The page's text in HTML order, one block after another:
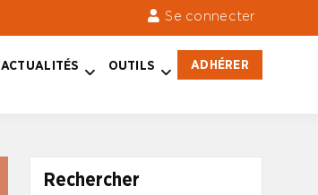
Se connecter
ACTUALITÉS OUTILS ADHÉRER
Rechercher